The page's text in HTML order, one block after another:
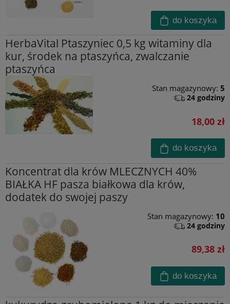
do koszyka
HerbaVital Ptaszyniec 0,5 kg witaminy dla
kur, środek na ptaszyńca, zwalczanie
ptaszyńca
Stan magazynowy: 5
24 godziny
18,00 zł
do koszyka
Koncentrat dla krów MLECZNYCH 40%
BIAŁKA HF pasza białkowa dla krów,
dodatek do swojej paszy
Stan magazynowy: 10
24 godziny
89,38 zł
do koszyka